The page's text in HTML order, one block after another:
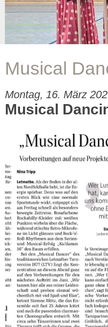
Musical
Montag, 16. März
Musical